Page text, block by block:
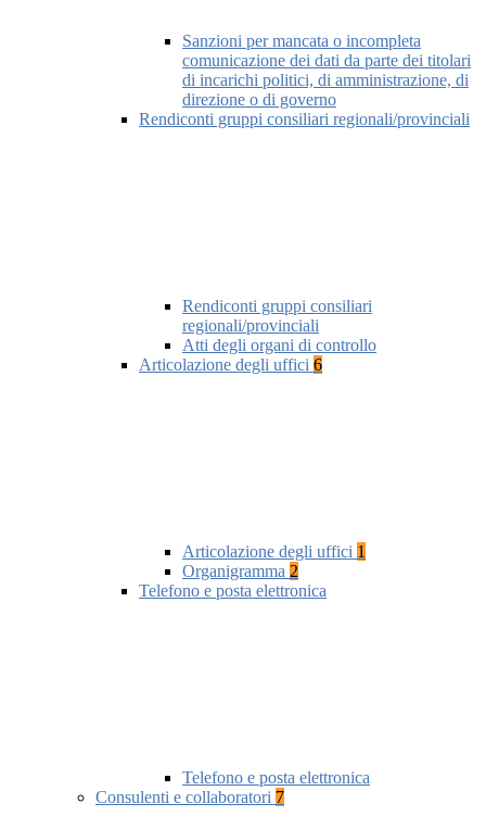
Sanzioni per mancata o incompleta
comunicazione dei dati da parte dei titolari
di incarichi politici, di amministrazione, di
direzione o di governo
Rendiconti gruppi consiliari regionali/provinciali
Rendiconti gruppi consiliari
regionali/provinciali
Atti degli organi di controllo
Articolazione degli uffici 6
Articolazione degli uffici 1
Organigramma 2
Telefono e posta elettronica
Telefono e posta elettronica
Consulenti e collaboratori 7